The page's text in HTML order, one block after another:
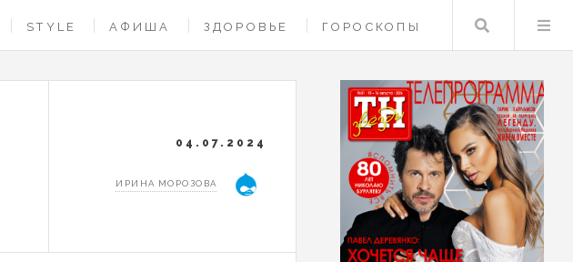
STYLE АФИША ЗДОРОВЬЕ ГОРОСКОПЫ Поиск
04.07.2024
ИРИНА МОРОЗОВА